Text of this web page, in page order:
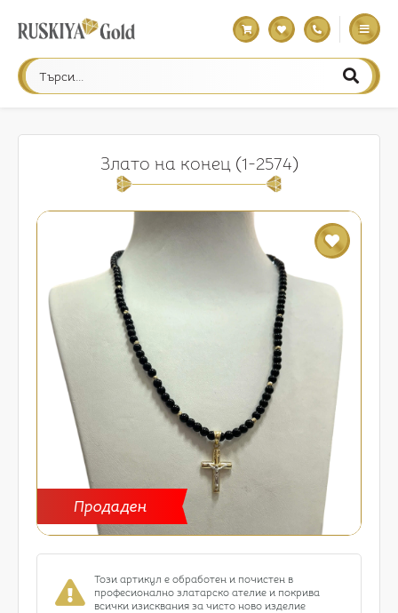
Злато на конец (1-2574)
Продаден
Този артикул е обработен и почистен в
професионално златарско ателие и покрива
всички изисквания за чисто ново изделие